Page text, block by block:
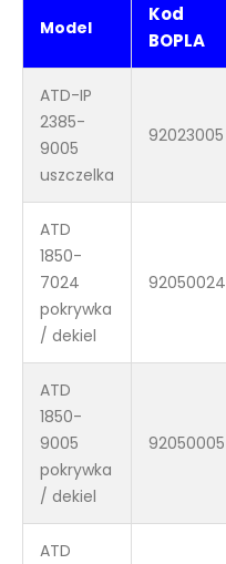
Model
Kod
BOPLA
ATD-IP
2385-
9005
uszczelka
92023005
ATD
1850-
7024
pokrywka
/ dekiel
92050024
ATD
1850-
9005
pokrywka
/ dekiel
92050005
ATD